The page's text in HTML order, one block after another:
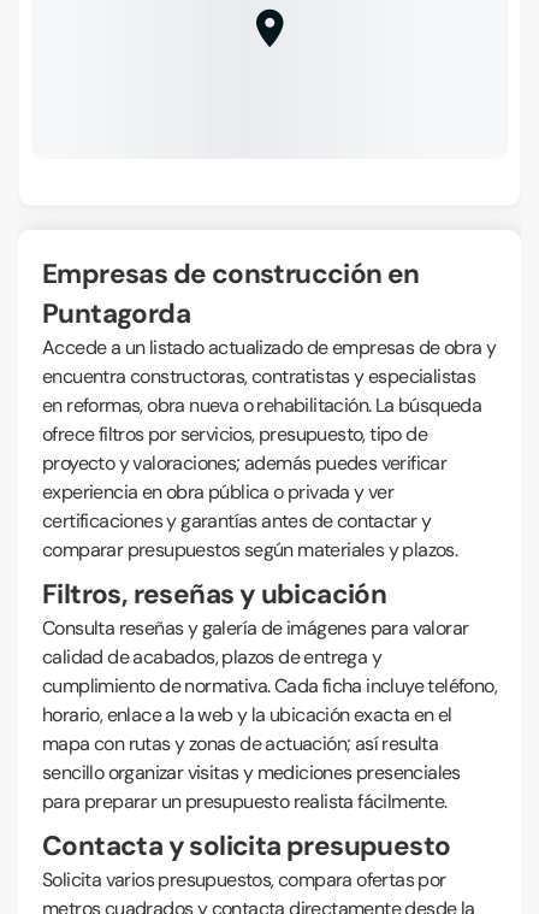
Empresas de construcción en
Puntagorda
Accede a un listado actualizado de empresas de obra y
encuentra constructoras, contratistas y especialistas
en reformas, obra nueva o rehabilitación. La búsqueda
ofrece filtros por servicios, presupuesto, tipo de
proyecto y valoraciones; además puedes verificar
experiencia en obra pública o privada y ver
certificaciones y garantías antes de contactar y
comparar presupuestos según materiales y plazos.
Filtros, reseñas y ubicación
Consulta reseñas y galería de imágenes para valorar
calidad de acabados, plazos de entrega y
cumplimiento de normativa. Cada ficha incluye teléfono,
horario, enlace a la web y la ubicación exacta en el
mapa con rutas y zonas de actuación; así resulta
sencillo organizar visitas y mediciones presenciales
para preparar un presupuesto realista fácilmente.
Contacta y solicita presupuesto
Solicita varios presupuestos, compara ofertas por
metros cuadrados y contacta directamente desde la